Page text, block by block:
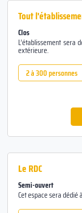
Tout
Clos
L’établissement
extérieure.
2 à 300 personnes
Le RDC
Semi-ouvert
Cet espace sera dédié